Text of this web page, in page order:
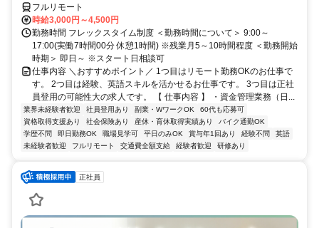
フルリモート
時給3,000円～4,500円
勤務時間 フレックスタイム制度 ＜勤務時間について＞ 9:00～
17:00(実働7時間00分 休憩1時間) ※残業月5～10時間程度 ＜勤務開始
時期＞ 即日～ ※スタート日相談可
仕事内容 ＼おすすめポイント／ 1つ目はリモート勤務OKのお仕事で
す。 2つ目は経験、英語スキルを活かせるお仕事です。 3つ目は正社
員登用の可能性大の求人です。 【 仕事内容 】 ・資金管理業務（日...
業界未経験者歓迎 社員登用あり 副業・WワークOK
60代も応募可
資格取得支援あり
社会保険あり 産休・育休取得実績あり
バイク通勤OK
学歴不問
即日勤務OK 職場見学可 平日のみOK 賞与年1回あり 経験不問
英語
未経験者歓迎
フルリモート 交通費全額支給 経験者歓迎 研修あり
正社員